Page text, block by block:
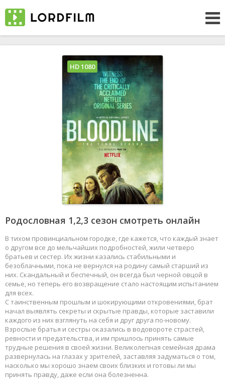
Родословная 1,2,3 сезон смотреть онлайн
В тихом провинциальном городке, где кажется, что каждый знает
о другом все до мельчайших подробностей, жили четверо
братьев и сестер. Их жизни казались стабильными и
безоблачными, пока не вернулся на родину самый старший из
них. Скандальный и беспечный, он всегда был черной овцой в
семье, но теперь его возвращение стало настоящим испытанием
для всех.
С таинственным прошлым и шокирующими откровениями, брат
начал выявлять секреты и скрытые правды, которые заставили
каждого из них взглянуть на себя и друг друга по-новому.
Взрослые братья и сестры оказались в водовороте страстей,
ревности и предательства, и им пришлось принять самые
трудные решения в своей жизни. Великолепная семейная драма
развернулась на глазах у зрителей, заставляя задуматься о том,
насколько мы хорошо знаем своих близких и готовы ли мы
принять правду, даже если она болезненна.
HD 1080